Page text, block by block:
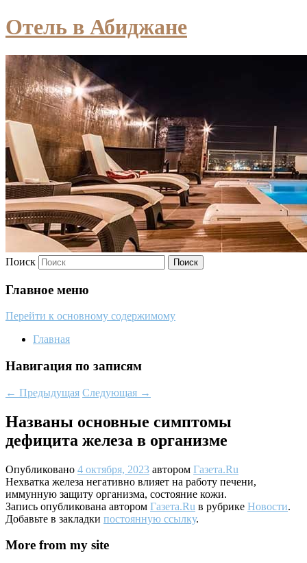
Отель в Абиджане
Поиск
Главное меню
Перейти к основному содержимому
Главная
Навигация по записям
← Предыдущая Следующая →
Названы основные симптомы
дефицита железа в организме
Опубликовано 4 октября, 2023 автором Газета.Ru
Нехватка железа негативно влияет на работу печени,
иммунную защиту организма, состояние кожи.
Запись опубликована автором Газета.Ru в рубрике Новости.
Добавьте в закладки постоянную ссылку.
More from my site